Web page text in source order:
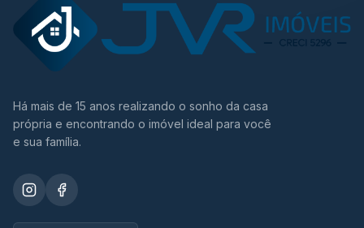
Há mais de 15 anos realizando o sonho da casa
própria e encontrando o imóvel ideal para você
e sua família.